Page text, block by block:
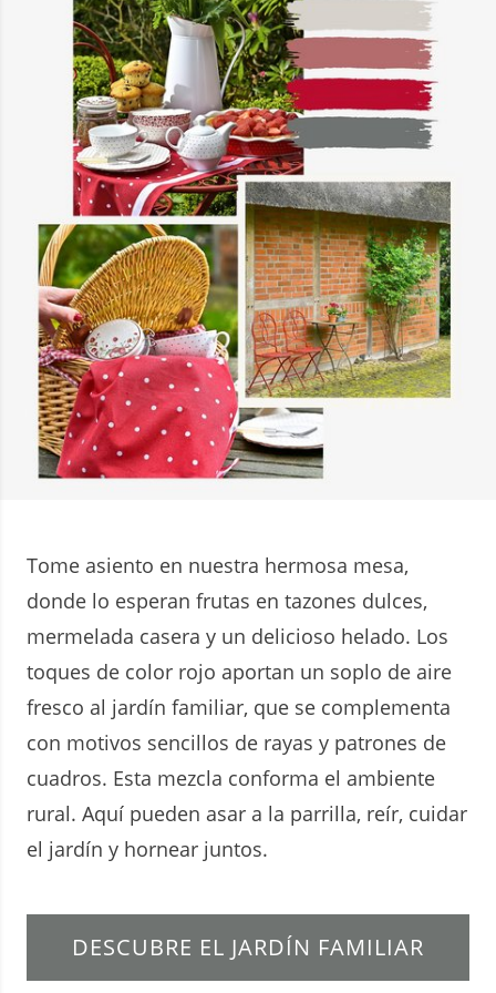
Tome asiento en nuestra hermosa mesa,
donde lo esperan frutas en tazones dulces,
mermelada casera y un delicioso helado. Los
toques de color rojo aportan un soplo de aire
fresco al jardín familiar, que se complementa
con motivos sencillos de rayas y patrones de
cuadros. Esta mezcla conforma el ambiente
rural. Aquí pueden asar a la parrilla, reír, cuidar
el jardín y hornear juntos.
DESCUBRE EL JARDÍN FAMILIAR